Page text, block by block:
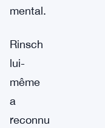
mental.
Rinsch
lui-
même
a
reconnu